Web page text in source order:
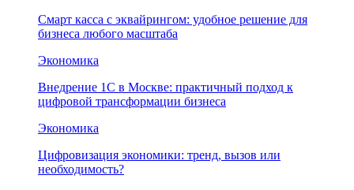
Смарт касса с эквайрингом: удобное решение для
бизнеса любого масштаба
Экономика
Внедрение 1С в Москве: практичный подход к
цифровой трансформации бизнеса
Экономика
Цифровизация экономики: тренд, вызов или
необходимость?